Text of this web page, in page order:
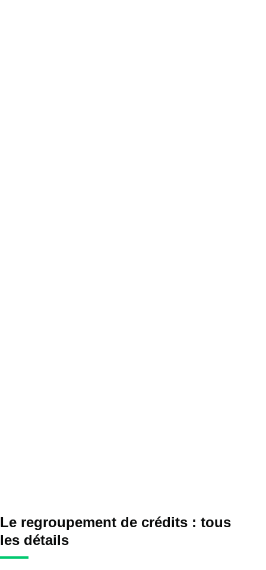
Le regroupement de crédits : tous
les détails